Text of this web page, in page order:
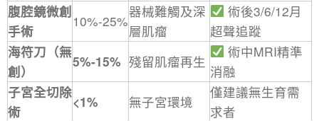
腹腔鏡微創
手術
10%-25%
器械難觸及深
層肌瘤
術後3/6/12月
超聲追蹤
海符刀（無
創）
5%-15% 殘留肌瘤再生
術中MRI精準
消融
子宮全切除
術
<1% 無子宮環境
僅建議無生育需
求者